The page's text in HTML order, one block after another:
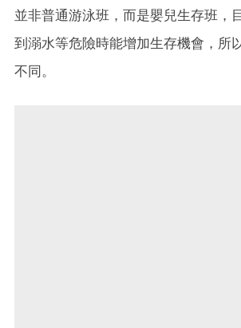
並非普通游泳班，而是嬰兒生存班，
到溺水等危險時能增加生存機會，所
不同。